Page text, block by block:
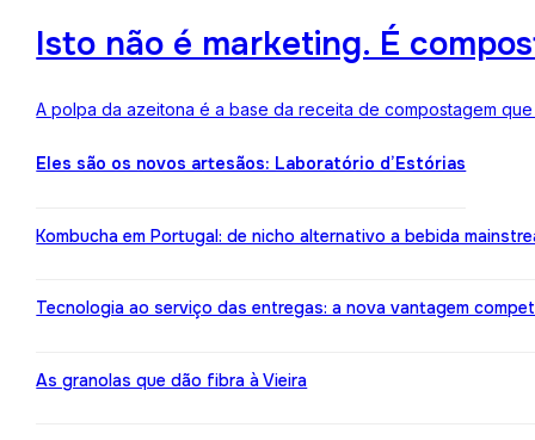
Isto não é marketing. É
A polpa da azeitona é a base da receita de compostagem
Eles são os novos artesãos: Laboratório d’Estórias
Kombucha em Portugal: de nicho alternativo a bebida
Tecnologia ao serviço das entregas: a nova vantagem
As granolas que dão fibra à Vieira